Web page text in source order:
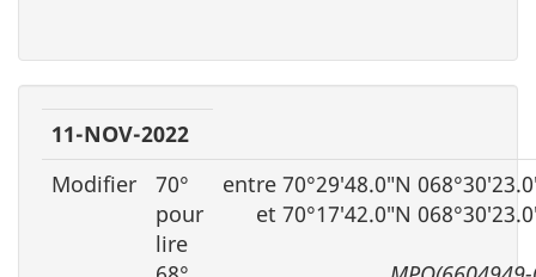
11-NOV-2022
Modifier
70°
pour
lire
entre 70°29′48.0″N
et 70°17′42.0″N